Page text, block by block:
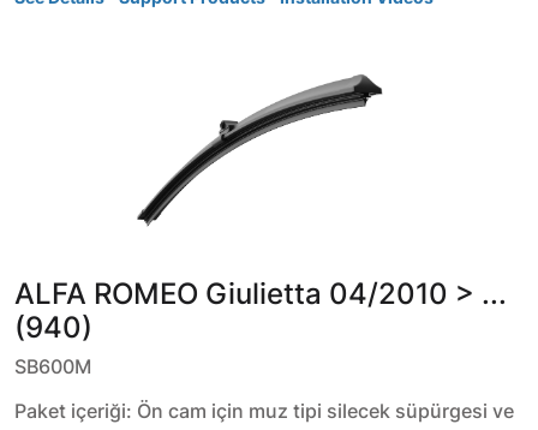
ALFA ROMEO Giulietta 04/2010 > ...
(940)
SB600M
Paket içeriği: Ön cam için muz tipi silecek süpürgesi ve